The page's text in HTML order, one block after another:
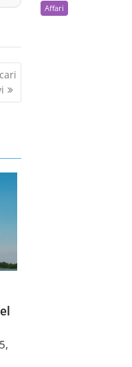
Affari